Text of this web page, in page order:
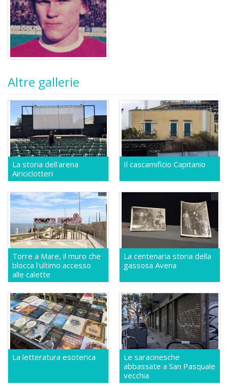
Altre gallerie
La storia dell'arena
Airiciclotteri
Il cascamificio Capitanio
Torre a Mare, il muro che
blocca l'ultimo accesso
alle calette
La centenaria storia della
gassosa Avena
La letteratura esoterica
Le saracinesche
abbassate a San Pasquale
vecchia